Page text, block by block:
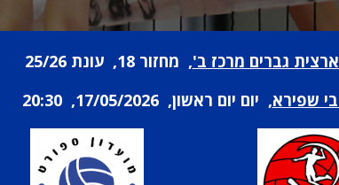
גברים מרכז ב', מחזור 18, עונת 25/26
שפירא, יום יום ראשון, 17/05/2026, 20:30